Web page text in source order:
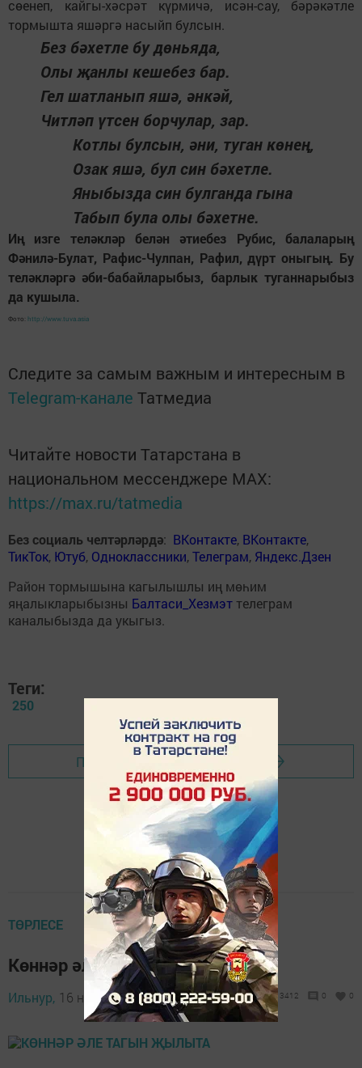
сөенеп, кайгы-хәсрәт күрмичә, исән-сау, бәрәкәтле
тормышта яшәргә насыйп булсын.
Без бәхетле бу дөньяда,
Олы җанлы кешебез бар.
Гел шатланып яшә, әнкәй,
Читләп үтсен борчулар, зар.
Котлы булсын, әни, туган көнең,
Озак яшә, бул син бәхетле.
Яныбызда син булганда гына
Табып була олы бәхетне.
Иң изге теләкләр белән әтиебез Рубис, балаларың
Фәнилә-Булат, Рафис-Чулпан, Рафил, дүрт оныгың. Бу
теләкләргә әби-бабайларыбыз, барлык туганнарыбыз
да кушыла.
Фото: http://www.tuva.asia
Следите за самым важным и интересным в
Telegram-канале Татмедиа
Читайте новости Татарстана в
национальном мессенджере MАХ:
https://max.ru/tatmedia
Без социаль челтәрләрдә: ВКонтакте, ВКонтакте,
ТикТок, Ютуб, Одноклассники,Телеграм, Яндекс.Дзен
Район тормышына кагылышлы иң мөһим
яңалыкларыбызны Балтаси_Хезмэт телеграм
каналыбызда да укыгыз.
Теги:
250
Перейти на страницу новости
ТӨРЛЕСЕ
Көннәр әле тагын җылыта
Ильнур, 16 ноябрь 2015 - 13:58 3412 0 0